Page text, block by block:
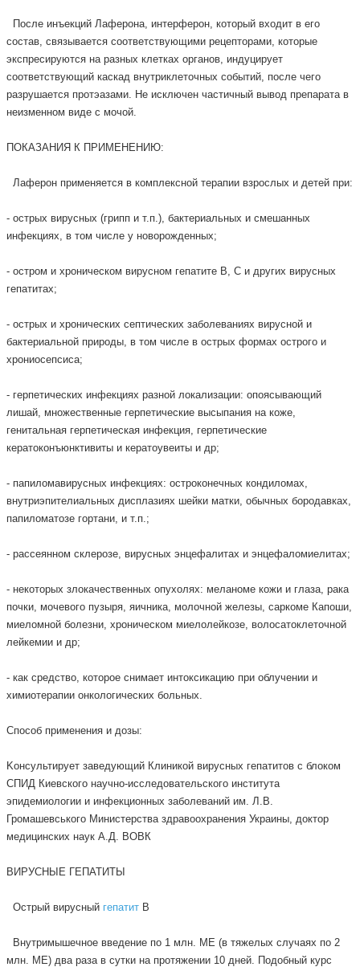
После инъекций Лаферона, интерферон, который входит в его
состав, связывается соответствующими рецепторами, которые
экспресируются на разных клетках органов, индуцирует
соответствующий каскад внутриклеточных событий, после чего
разрушается протэазами. Не исключен частичный вывод препарата в
неизменном виде с мочой.
ПОКАЗАНИЯ К ПРИМЕНЕНИЮ:
Лаферон применяется в комплексной терапии взрослых и детей при:
- острых вирусных (грипп и т.п.), бактериальных и смешанных
инфекциях, в том числе у новорожденных;
- остром и хроническом вирусном гепатите В, С и других вирусных
гепатитах;
- острых и хронических септических заболеваниях вирусной и
бактериальной природы, в том числе в острых формах острого и
хрониосепсиса;
- герпетических инфекциях разной локализации: опоясывающий
лишай, множественные герпетические высыпания на коже,
генитальная герпетическая инфекция, герпетические
кератоконъюнктивиты и кератоувеиты и др;
- папиломавирусных инфекциях: остроконечных кондиломах,
внутриэпителиальных дисплазиях шейки матки, обычных бородавках,
папиломатозе гортани, и т.п.;
- рассеянном склерозе, вирусных энцефалитах и энцефаломиелитах;
- некоторых злокачественных опухолях: меланоме кожи и глаза, рака
почки, мочевого пузыря, яичника, молочной железы, саркоме Капоши,
миеломной болезни, хроническом миелолейкозе, волосатоклеточной
лейкемии и др;
- как средство, которое снимает интоксикацию при облучении и
химиотерапии онкологических больных.
Способ применения и дозы:
Kонсультирует заведующий Клиникой вирусных гепатитов с блоком
СПИД Киевского научно-исследовательского института
эпидемиологии и инфекционных заболеваний им. Л.В.
Громашевського Министерства здравоохранения Украины, доктор
медицинских наук А.Д. ВОВК
ВИРУСНЫЕ ГЕПАТИТЫ
Острый вирусный гепатитВ
Внутримышечное введение по 1 млн. МЕ (в тяжелых случаях по 2
млн. МЕ) два раза в сутки на протяжении 10 дней. Подобный курс